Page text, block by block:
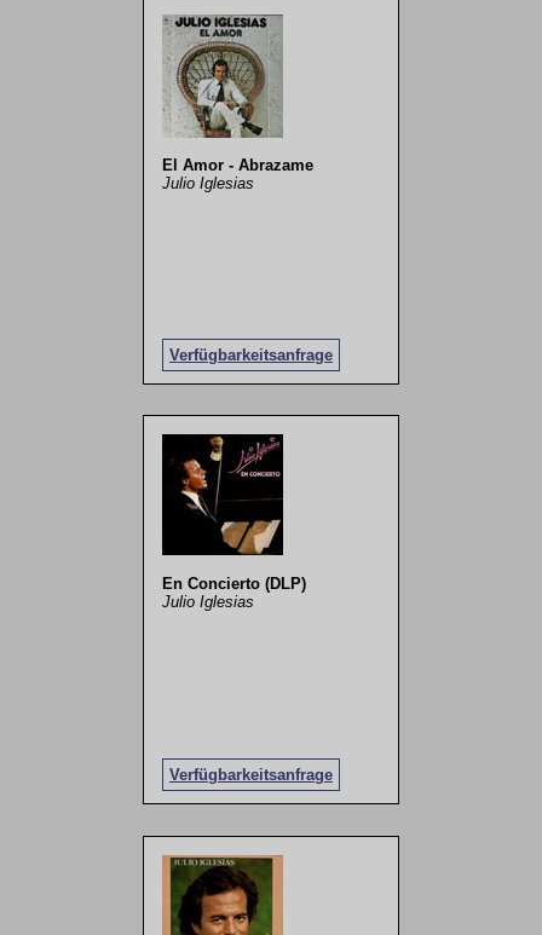
El Amor - Abrazame
Julio Iglesias
Verfügbarkeitsanfrage
En Concierto (DLP)
Julio Iglesias
Verfügbarkeitsanfrage